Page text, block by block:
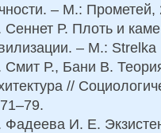
– М.: Прометей,
Сеннет Р. Плоть и
– М.: Strelka
Смит Р., Бани В.
//
Фадеева И. Е.